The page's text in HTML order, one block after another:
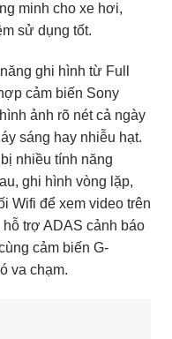
minh cho xe hơi,
sử dụng tốt.
ghi hình từ Full
cảm biến Sony
ảnh rõ nét cả ngày
sáng hay nhiễu hạt.
nhiều tính năng
ghi hình vòng lặp,
Wifi để xem video trên
trợ ADAS cảnh báo
cảm biến G-
va chạm.